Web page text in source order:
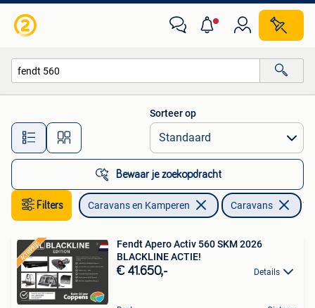
Alle afstanden…
Sorteer op
Bewaar je zoekopdracht
Filters Caravans en Kamperen Caravans
Fendt Apero Activ 560 SKM 2026
BLACKLINE ACTIE!
€ 41.650,- Details